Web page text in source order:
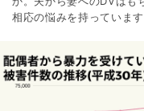
相応の悩みを持っています